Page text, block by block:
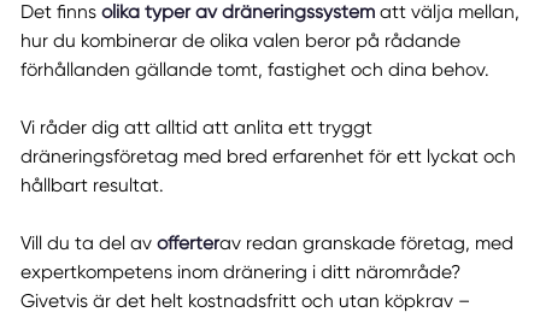
Det finns olika typer av dräneringssystematt välja mellan,
hur du kombinerar de olika valen beror på rådande
förhållanden gällande tomt, fastighet och dina behov.
Vi råder dig att alltid att anlita ett tryggt
dräneringsföretag med bred erfarenhet för ett lyckat och
hållbart resultat.
Vill du ta del av offerterav redan granskade företag, med
expertkompetens inom dränering i ditt närområde?
Givetvis är det helt kostnadsfritt och utan köpkrav –